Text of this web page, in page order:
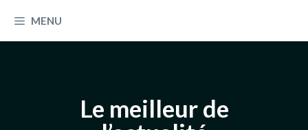
MENU
Le meilleur de